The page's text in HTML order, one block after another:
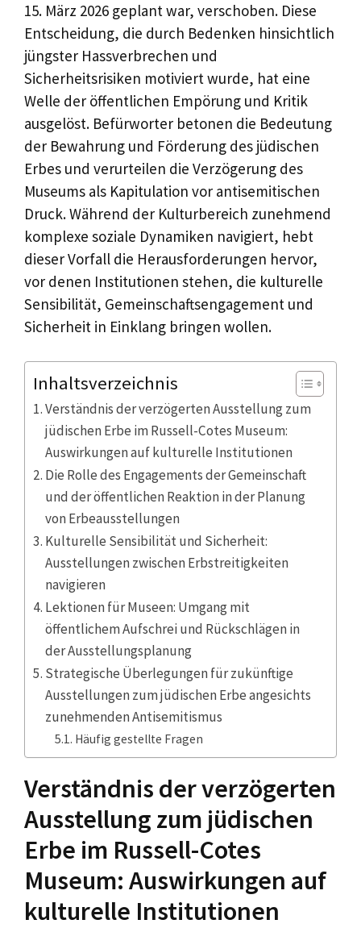
15. März 2026 geplant war, verschoben. Diese
Entscheidung, die durch Bedenken hinsichtlich
jüngster Hassverbrechen und
Sicherheitsrisiken motiviert wurde, hat eine
Welle der öffentlichen Empörung und Kritik
ausgelöst. Befürworter betonen die Bedeutung
der Bewahrung und Förderung des jüdischen
Erbes und verurteilen die Verzögerung des
Museums als Kapitulation vor antisemitischen
Druck. Während der Kulturbereich zunehmend
komplexe soziale Dynamiken navigiert, hebt
dieser Vorfall die Herausforderungen hervor,
vor denen Institutionen stehen, die kulturelle
Sensibilität, Gemeinschaftsengagement und
Sicherheit in Einklang bringen wollen.
Inhaltsverzeichnis
Verständnis der verzögerten Ausstellung zum
jüdischen Erbe im Russell-Cotes Museum:
Auswirkungen auf kulturelle Institutionen
Die Rolle des Engagements der Gemeinschaft
und der öffentlichen Reaktion in der Planung
von Erbeausstellungen
Kulturelle Sensibilität und Sicherheit:
Ausstellungen zwischen Erbstreitigkeiten
navigieren
Lektionen für Museen: Umgang mit
öffentlichem Aufschrei und Rückschlägen in
der Ausstellungsplanung
Strategische Überlegungen für zukünftige
Ausstellungen zum jüdischen Erbe angesichts
zunehmenden Antisemitismus
Häufig gestellte Fragen
Verständnis der verzögerten
Ausstellung zum jüdischen
Erbe im Russell-Cotes
Museum: Auswirkungen auf
kulturelle Institutionen